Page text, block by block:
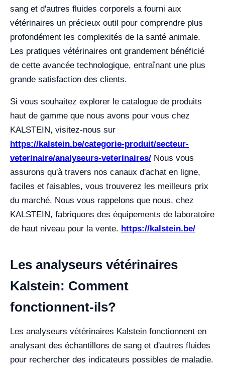
sang et d'autres fluides corporels a fourni aux
vétérinaires un précieux outil pour comprendre plus
profondément les complexités de la santé animale.
Les pratiques vétérinaires ont grandement bénéficié
de cette avancée technologique, entraînant une plus
grande satisfaction des clients.
Si vous souhaitez explorer le catalogue de produits
haut de gamme que nous avons pour vous chez
KALSTEIN, visitez-nous sur
https://kalstein.be/categorie-produit/secteur-
veterinaire/analyseurs-veterinaires/ Nous vous
assurons qu'à travers nos canaux d'achat en ligne,
faciles et faisables, vous trouverez les meilleurs prix
du marché. Nous vous rappelons que nous, chez
KALSTEIN, fabriquons des équipements de laboratoire
de haut niveau pour la vente. https://kalstein.be/
Les analyseurs vétérinaires
Kalstein: Comment
fonctionnent-ils?
Les analyseurs vétérinaires Kalstein fonctionnent en
analysant des échantillons de sang et d'autres fluides
pour rechercher des indicateurs possibles de maladie.